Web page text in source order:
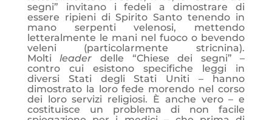
segni” invitano i fedeli a dimostrare di
essere ripieni di Spirito Santo tenendo in
mano serpenti velenosi, mettendo
letteralmente le mani nel fuoco o bevendo
veleni (particolarmente stricnina).
Moltileader delle “Chiese dei segni” –
contro cui esistono specifiche leggi in
diversi Stati degli Stati Uniti – hanno
dimostrato la loro fede morendo nel corso
dei loro servizi religiosi. È anche vero – e
costituisce un problema di non facile